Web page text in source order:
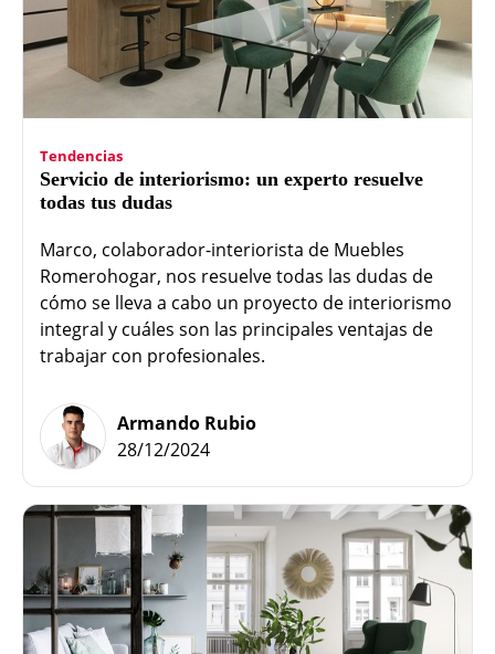
Tendencias
Servicio de interiorismo: un experto resuelve
todas tus dudas
Marco, colaborador-interiorista de Muebles
Romerohogar, nos resuelve todas las dudas de
cómo se lleva a cabo un proyecto de interiorismo
integral y cuáles son las principales ventajas de
trabajar con profesionales.
Armando Rubio
28/12/2024